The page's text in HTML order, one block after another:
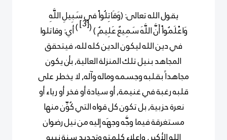
يقول الله تعالى: (وَقَاتِلُواْ فِي سَبِيلِ اللَّهِ
وَاعْلَمُواْ أَنَّ اللَّهَ سَمِيعٌ عَلِيمٌ)
(
[3]
)أي: وقاتلوا
في دين الله ليكون الدين كله لله، فيتحقق
المجاهد بنيل تلك المنزلة العالية, بأن يكون
مجاهداً بقلبه وجسمه وماله وآله, لا يخطر على
قلبه رغبة في غنيمة, أو سيادة أو فخر أورياء أو
نعرة حزبية, بل تكون كل قواه التي كُوِّن منها
مستغرقة فيما وجَّه وجهَه إليه من نيل رضوان
الله الأكبر, وإعلاء كلمته وتجديد سنة نبيه